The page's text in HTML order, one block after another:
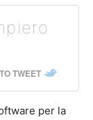
TWEET
per la